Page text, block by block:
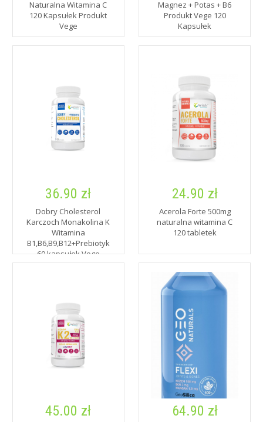
Naturalna Witamina C
120 Kapsułek Produkt
Vege
Magnez + Potas + B6
Produkt Vege 120
Kapsułek
36.90 zł
Dobry Cholesterol
Karczoch Monakolina K
Witamina
B1,B6,B9,B12+Prebiotyk
60 kapsułek Vege
24.90 zł
Acerola Forte 500mg
naturalna witamina C
120 tabletek
45.00 zł 64.90 zł